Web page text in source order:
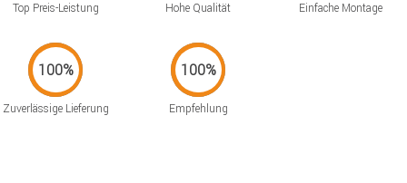
Top Preis-Leistung Hohe Qualität Einfache Montage
Zuverlässige Lieferung Empfehlung